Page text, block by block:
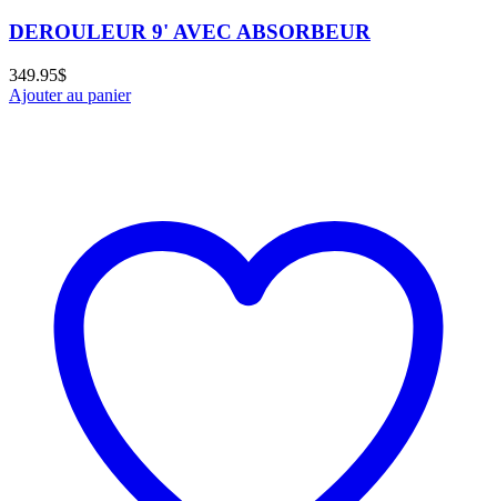
DEROULEUR 9' AVEC ABSORBEUR
349.95$
Ajouter au panier